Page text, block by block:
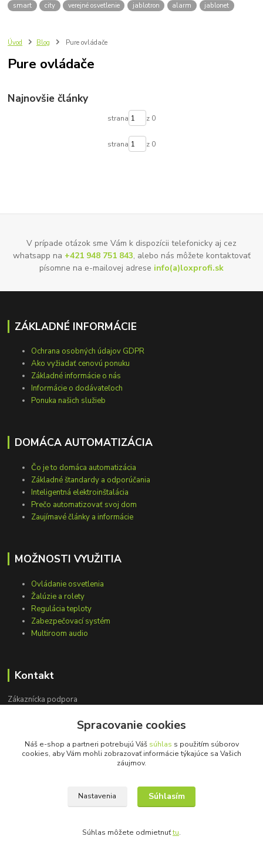
smart
city verejné osvetlenie jablotron alarm jablonet
Úvod Blog Pure ovládače
Pure ovládače
Najnovšie články
strana z 0
strana z 0
V prípade otázok sme Vám k dispozícii telefonicky aj cez
whatsapp na +421 948 751 843, alebo nás môžete kontaktovať
písomne na e-mailovej adrese info(a)loxprofi.sk
ZÁKLADNÉ INFORMÁCIE
Ochrana osobných údajov GDPR
Ako vyžiadať cenovú ponuku
Základné informácie o nás
Informácie o dodávateľoch
Ponuka našich služieb
DOMÁCA AUTOMATIZÁCIA
Čo je to domáca automatizácia
Základné štandardy a odporúčania
Inteligentná elektroinštalácia
Prečo automatizovať svoj dom
Zaujímavé články a informácie
MOŽNOSTI VYUŽITIA
Ovládanie osvetlenia
Žalúzie a rolety
Regulácia teploty
Zabezpečovací systém
Multiroom audio
Kontakt
Zákaznícka podpora
info@loxprofi.sk
©2018-2024 LOXprofi - všetky práva vyhradené
Spracovanie cookies
Náš e-shop a partneri potrebujú Váš súhlas s použitím súborov
cookies, aby Vám mohli zobrazovať informácie týkajúce sa Vašich
záujmov.
Nastavenia Súhlasím
Súhlas môžete odmietnuťtu.